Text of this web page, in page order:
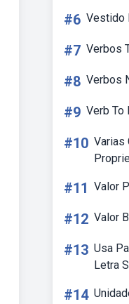
#6 Vestido
#7 Verbos
#8 Verbos
#9 Verb To
#10 Varias
#11 Valor
#12 Valor
#13 Usa
Letra S
#14